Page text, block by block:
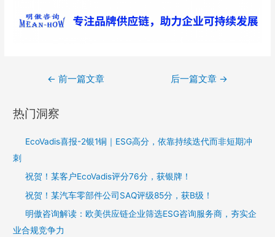
← 前一篇文章 后一篇文章 →
热门洞察
EcoVadis喜报-2银1铜｜ESG高分，依靠持续迭代而非短期冲
刺
祝贺！某客户EcoVadis评分76分，获银牌！
祝贺！某汽车零部件公司SAQ评级85分，获B级！
明傲咨询解读：欧美供应链企业筛选ESG咨询服务商，夯实企
业合规竞争力